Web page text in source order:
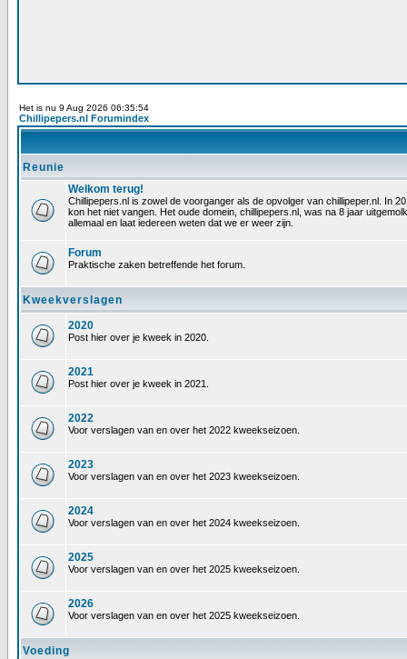
Het is nu 9 Aug 2026 06:35:54
Chillipepers.nl Forumindex
Reunie
Welkom terug!
Chillipepers.nl is zowel de voorganger als de opvolger van chillipeper.nl. In
kon het niet vangen. Het oude domein, chillipepers.nl, was na 8 jaar
allemaal en laat iedereen weten dat we er weer zijn.
Forum
Praktische zaken betreffende het forum.
Kweekverslagen
2020
Post hier over je kweek in 2020.
2021
Post hier over je kweek in 2021.
2022
Voor verslagen van en over het 2022 kweekseizoen.
2023
Voor verslagen van en over het 2023 kweekseizoen.
2024
Voor verslagen van en over het 2024 kweekseizoen.
2025
Voor verslagen van en over het 2025 kweekseizoen.
2026
Voor verslagen van en over het 2025 kweekseizoen.
Voeding